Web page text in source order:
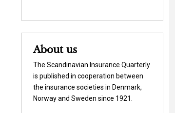
About us
The Scandinavian Insurance Quarterly
is published in cooperation between
the insurance societies in Denmark,
Norway and Sweden since 1921.